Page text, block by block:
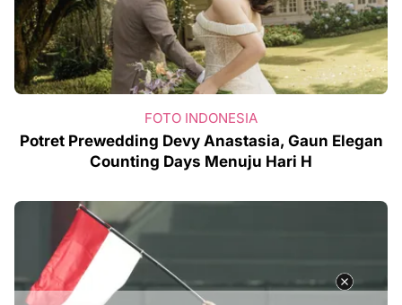
FOTO INDONESIA
Potret Prewedding Devy Anastasia, Gaun Elegan
Counting Days Menuju Hari H